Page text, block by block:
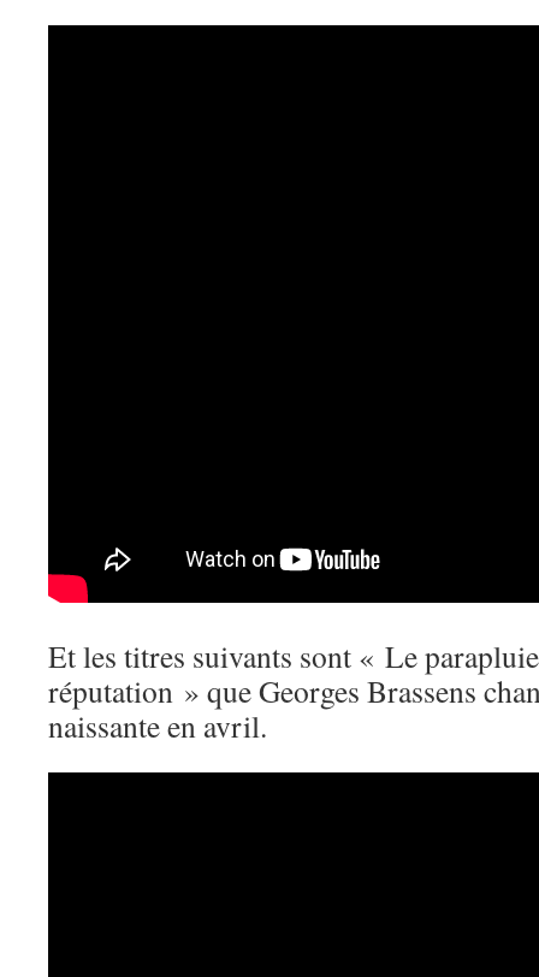
Et les titres suivants sont « Le
réputation » que Georges Brassens
naissante en avril.